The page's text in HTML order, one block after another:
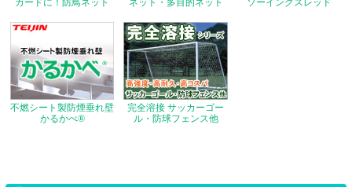
不燃シート製防煙垂れ壁
かるかべ®
完全溶接 サッカーゴー
ル・防球フェンス他